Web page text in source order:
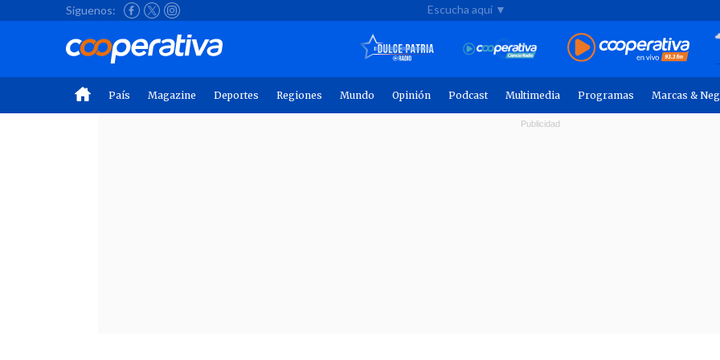
Síguenos: Escucha aquí ▼
País Magazine Deportes Regiones Mundo Opinión Podcast Multimedia Programas Marcas &